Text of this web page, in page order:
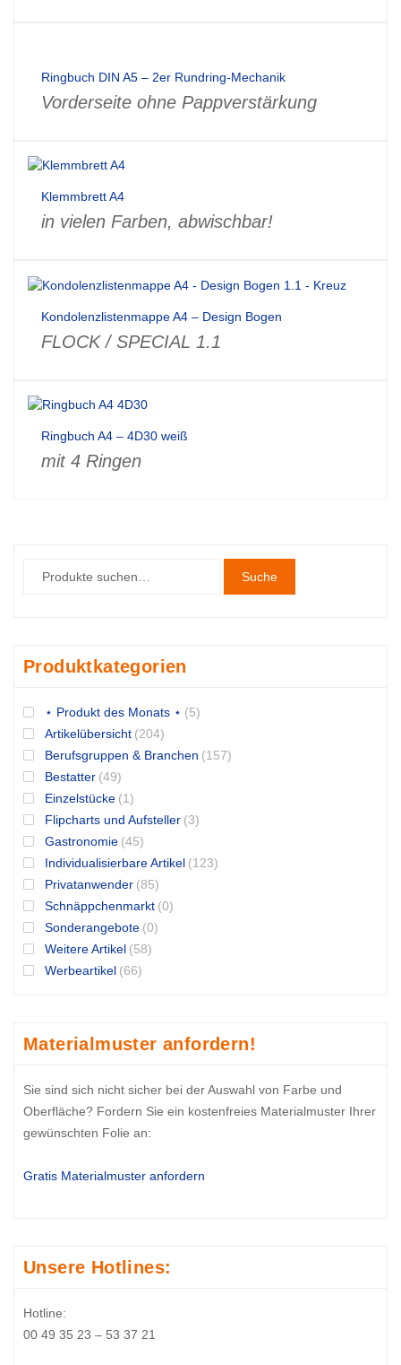
Ringbuch DIN A5 – 2er Rundring-Mechanik
Vorderseite ohne Pappverstärkung
Klemmbrett A4
in vielen Farben, abwischbar!
Kondolenzlistenmappe A4 – Design Bogen
FLOCK / SPECIAL 1.1
Ringbuch A4 – 4D30 weiß
mit 4 Ringen
Suche
Produktkategorien
⋆ Produkt des Monats ⋆ (5)
Artikelübersicht (204)
Berufsgruppen & Branchen (157)
Bestatter (49)
Einzelstücke (1)
Flipcharts und Aufsteller (3)
Gastronomie (45)
Individualisierbare Artikel (123)
Privatanwender (85)
Schnäppchenmarkt (0)
Sonderangebote (0)
Weitere Artikel (58)
Werbeartikel (66)
Materialmuster anfordern!
Sie sind sich nicht sicher bei der Auswahl von Farbe und
Oberfläche? Fordern Sie ein kostenfreies Materialmuster Ihrer
gewünschten Folie an:
Gratis Materialmuster anfordern
Unsere Hotlines:
Hotline:
00 49 35 23 – 53 37 21